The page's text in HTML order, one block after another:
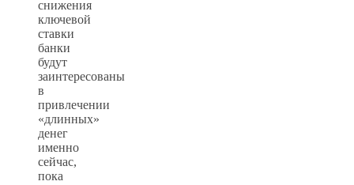
снижения
ключевой
ставки
банки
будут
заинтересованы
в
привлечении
«длинных»
денег
именно
сейчас,
пока